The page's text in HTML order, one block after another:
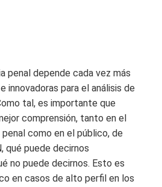
penal depende cada vez más
innovadoras para el análisis de
tal, es importante que
comprensión, tanto en el
como en el público, de
qué puede decirnos
no puede decirnos. Esto es
en casos de alto perfil en los